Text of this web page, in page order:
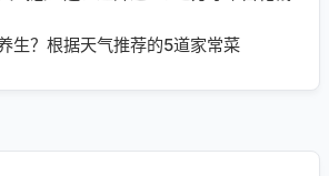
生？根据天气推荐的5道家常菜